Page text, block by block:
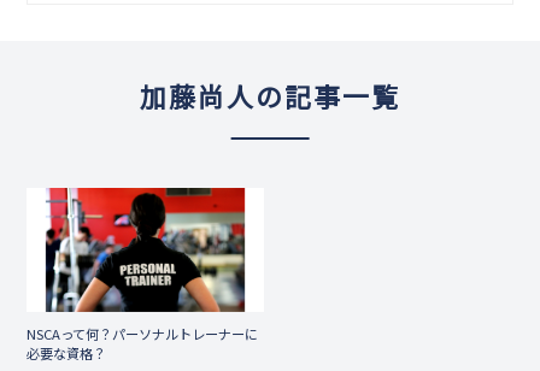
加藤尚人の記事一覧
NSCAって何？パーソナルトレーナーに
必要な資格？